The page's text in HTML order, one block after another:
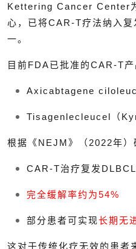
Kettering Cancer Center
心，已将CAR-T疗法纳入复
一。
目前FDA已批准的CAR-T产
Axicabtagene
Tisagenlecleucel（
根据《NEJM》（2022年）
CAR-T治疗复发
完全缓解率约为54%
部分患者可实现长期无
这对于传统化疗无效的患者